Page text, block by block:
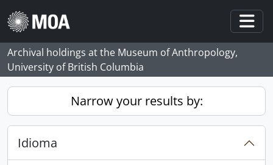
Skip to main content
Archival holdings at the Museum of Anthropology,
University of British Columbia
Narrow your results by:
Idioma